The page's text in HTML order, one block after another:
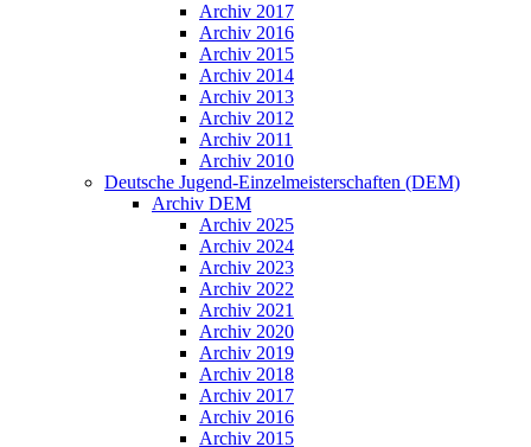
Archiv 2017
Archiv 2016
Archiv 2015
Archiv 2014
Archiv 2013
Archiv 2012
Archiv 2011
Archiv 2010
Deutsche Jugend-Einzelmeisterschaften (DEM)
Archiv DEM
Archiv 2025
Archiv 2024
Archiv 2023
Archiv 2022
Archiv 2021
Archiv 2020
Archiv 2019
Archiv 2018
Archiv 2017
Archiv 2016
Archiv 2015